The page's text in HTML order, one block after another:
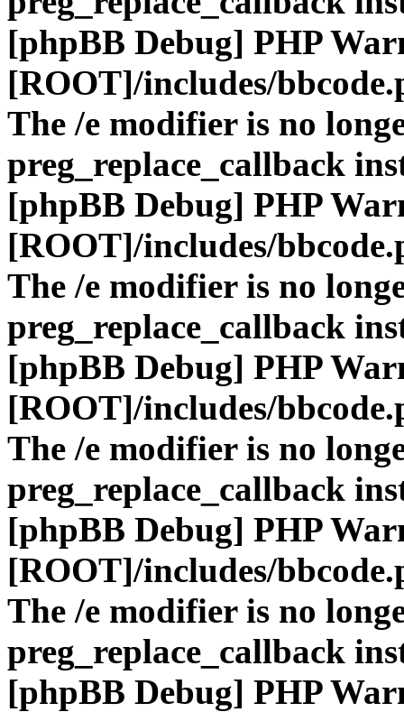
[phpBB Debug] PHP
[ROOT]/includes/
The /e modifier is no
preg_replace_callback
[phpBB Debug] PHP
[ROOT]/includes/
The /e modifier is no
preg_replace_callback
[phpBB Debug] PHP
[ROOT]/includes/
The /e modifier is no
preg_replace_callback
[phpBB Debug] PHP
[ROOT]/includes/
The /e modifier is no
preg_replace_callback
[phpBB Debug] PHP